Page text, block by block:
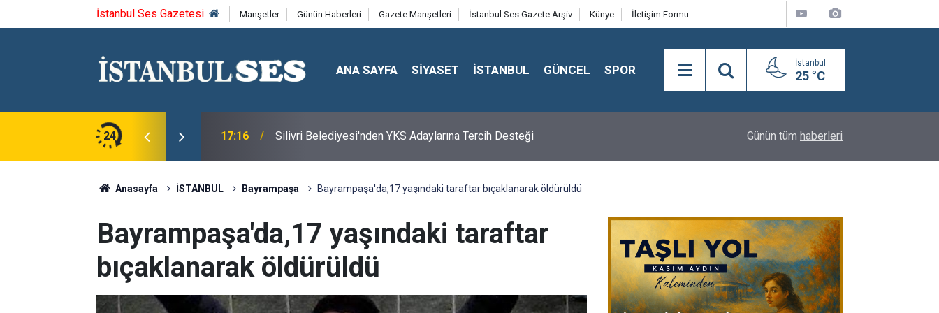
İstanbul Ses Gazetesi Manşetler Günün Haberleri Gazete Manşetleri İstanbul Ses Gazete Arşiv Künye İletişim Formu
ANA SAYFA SİYASET İSTANBUL GÜNCEL SPOR İstanbul
25 °C
24 17:16 Silivri Belediyesi'nden YKS Adaylarına Tercih Desteği BEYLİKDÜZÜ’NDE YAZ SPOR KURSLARI TÜM
Günün tüm haberleri
Anasayfa İSTANBUL Bayrampaşa Bayrampaşa'da,17 yaşındaki taraftar bıçaklanarak öldürüldü
Bayrampaşa'da,17 yaşındaki taraftar
bıçaklanarak öldürüldü